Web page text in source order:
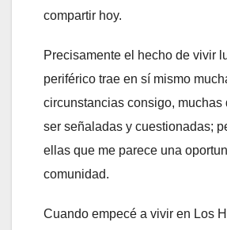
compartir hoy.
Precisamente el hecho de vivir
periférico trae en sí mismo
circunstancias consigo, muchas
ser señaladas y cuestionadas;
ellas que me parece una
comunidad.
Cuando empecé a vivir en Los